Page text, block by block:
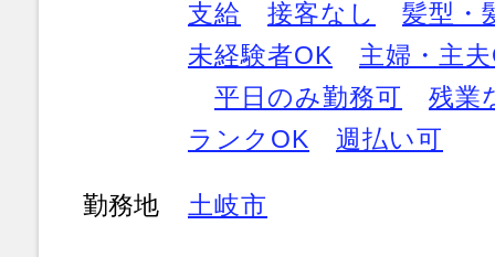
支給
接客なし
髪型・
未経験者OK
主婦・主
平日のみ勤務可
残業
ランクOK
週払い可
勤務地 土岐市